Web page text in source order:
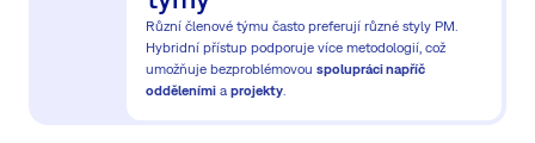
Různí členové týmu často preferují různé styly PM.
Hybridní přístup podporuje více metodologií, což
umožňuje bezproblémovou spolupráci napříč
odděleními a projekty